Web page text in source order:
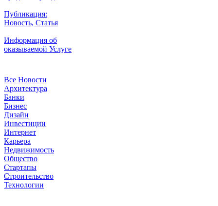
Публикация:
Новость, Статья
Информация об
оказываемой Услуге
Все Новости
Архитектура
Банки
Бизнес
Дизайн
Инвестиции
Интернет
Карьера
Недвижимость
Общество
Стартапы
Строительство
Технологии